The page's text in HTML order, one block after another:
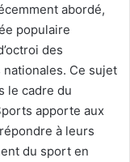
abordé,
populaire
des
Ce sujet
le cadre du
apporte aux
à leurs
du sport en